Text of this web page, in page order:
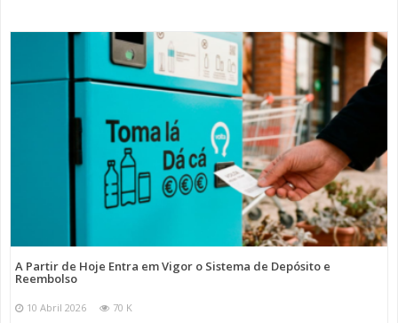
A Partir de Hoje Entra em Vigor o Sistema de Depósito e
Reembolso
10 Abril 2026 70 K